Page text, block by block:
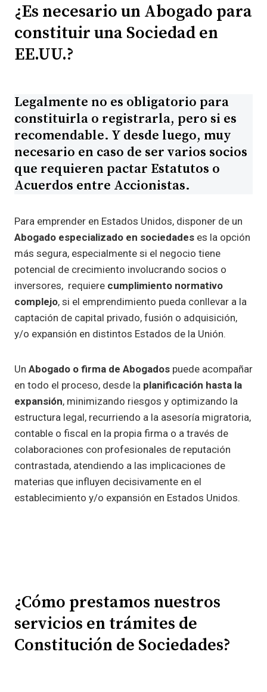
¿Es necesario un Abogado para
constituir una Sociedad en
EE.UU.?
Legalmente no es obligatorio para
constituirla o registrarla, pero si es
recomendable. Y desde luego, muy
necesario en caso de ser varios socios
que requieren pactar Estatutos o
Acuerdos entre Accionistas.
Para emprender en Estados Unidos, disponer de un
Abogado especializado en sociedades es la opción
más segura, especialmente si el negocio tiene
potencial de crecimiento involucrando socios o
inversores, requiere cumplimiento normativo
complejo, si el emprendimiento pueda conllevar a la
captación de capital privado, fusión o adquisición,
y/o expansión en distintos Estados de la Unión.
Un Abogado o firma de Abogados puede acompañar
en todo el proceso, desde la planificación hasta la
expansión, minimizando riesgos y optimizando la
estructura legal, recurriendo a la asesoría migratoria,
contable o fiscal en la propia firma o a través de
colaboraciones con profesionales de reputación
contrastada, atendiendo a las implicaciones de
materias que influyen decisivamente en el
establecimiento y/o expansión en Estados Unidos.
¿Cómo prestamos nuestros
servicios en trámites de
Constitución de Sociedades?